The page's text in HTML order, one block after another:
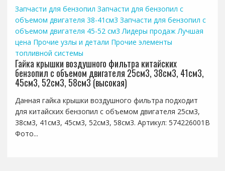
Запчасти для бензопил Запчасти для бензопил с
объемом двигателя 38-41см3 Запчасти для бензопил с
объемом двигателя 45-52 см3 Лидеры продаж Лучшая
цена Прочие узлы и детали Прочие элементы
топливной системы
Гайка крышки воздушного фильтра китайских
бензопил с объемом двигателя 25см3, 38см3, 41см3,
45см3, 52см3, 58см3 (высокая)
Данная гайка крышки воздушного фильтра подходит
для китайских бензопил с объемом двигателя 25см3,
38см3, 41см3, 45см3, 52см3, 58см3. Артикул: 574226001B
Фото...